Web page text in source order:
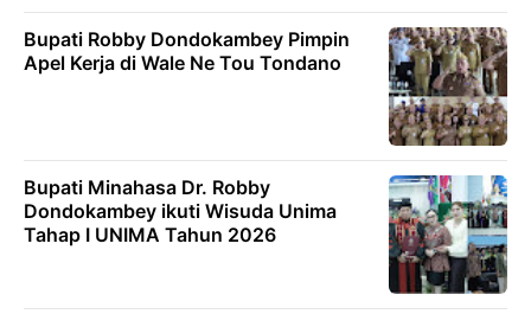
Bupati Robby Dondokambey Pimpin
Apel Kerja di Wale Ne Tou Tondano
Bupati Minahasa Dr. Robby
Dondokambey ikuti Wisuda Unima
Tahap I UNIMA Tahun 2026